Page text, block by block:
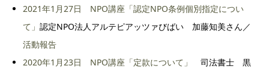
2021年1月27日 NPO講座「認定NPO条例個別指定につい
て」認定NPO法人アルテピアッツァびばい 加藤知美さん／
活動報告
2020年1月23日 NPO講座「定款について」
司法書士 黒